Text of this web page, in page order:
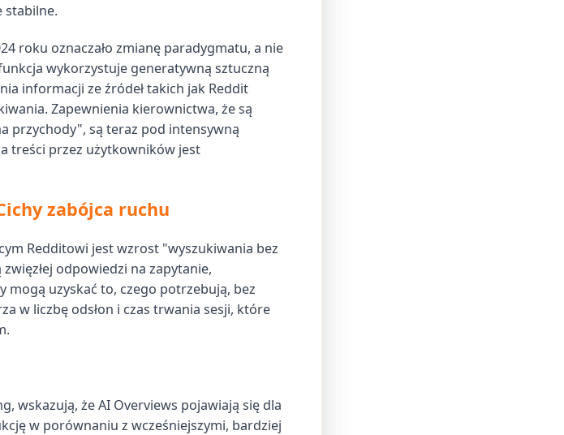
stabilne.
roku oznaczało zmianę paradygmatu, a nie
wykorzystuje generatywną sztuczną
informacji ze źródeł takich jak Reddit
Zapewnienia kierownictwa, że są
przychody", są teraz pod intensywną
treści przez użytkowników jest
zabójca ruchu
Redditowi jest wzrost "wyszukiwania bez
odpowiedzi na zapytanie,
mogą uzyskać to, czego potrzebują, bez
w liczbę odsłon i czas trwania sesji, które
wskazują, że AI Overviews pojawiają się dla
w porównaniu z wcześniejszymi, bardziej